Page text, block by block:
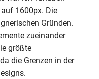
1600px. Die
Gründen.
zueinander
größte
die Grenzen in der